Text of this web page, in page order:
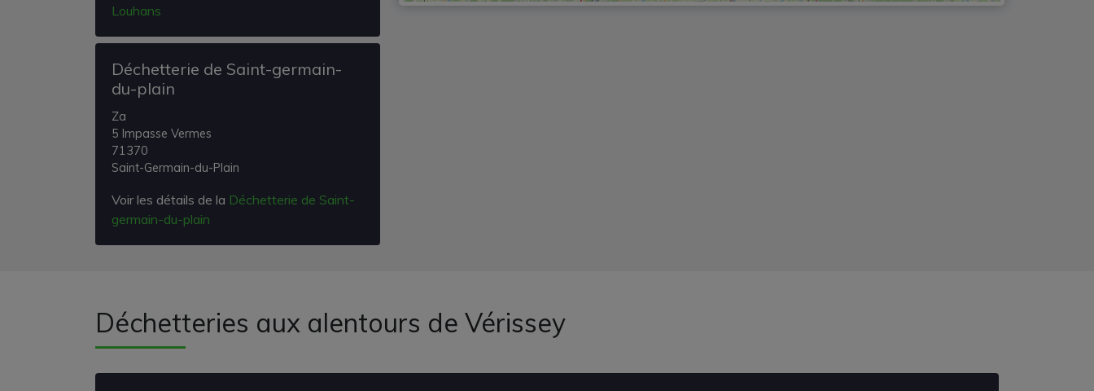
Louhans
Déchetterie de Saint-germain-
du-plain
Za
5 Impasse Vermes
71370
Saint-Germain-du-Plain
Voir les détails de la Déchetterie de Saint-
germain-du-plain
Déchetteries aux alentours de Vérissey